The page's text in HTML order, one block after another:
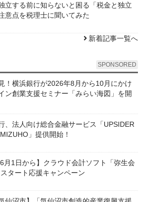
立する前に知らないと困る「税金と独立
意点を税理士に聞いてみた
新着記事一覧へ
SPONSORED
！横浜銀行が2026年8月から10月にかけ
ン創業支援セミナー「みらい海図」を開
、法人向け総合金融サービス「UPSIDER
」提供開始！
6月1日から】クラウド会計ソフト「弥生会
タート応援キャンペーン